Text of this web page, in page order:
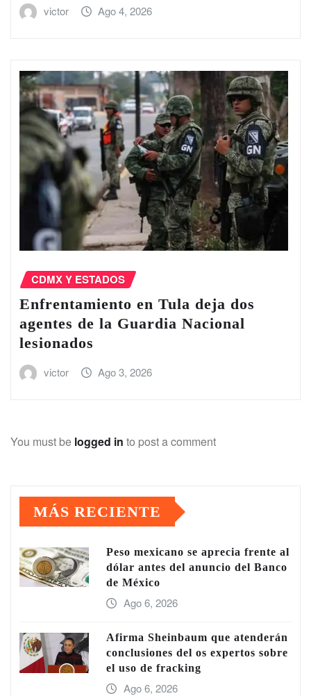
victor Ago 4, 2026
CDMX Y ESTADOS
Enfrentamiento en Tula deja dos
agentes de la Guardia Nacional
lesionados
victor Ago 3, 2026
You must be logged in to post a comment
MÁS RECIENTE
Peso mexicano se aprecia frente al
dólar antes del anuncio del Banco
de México
Ago 6, 2026
Afirma Sheinbaum que atenderán
conclusiones del os expertos sobre
el uso de fracking
Ago 6, 2026